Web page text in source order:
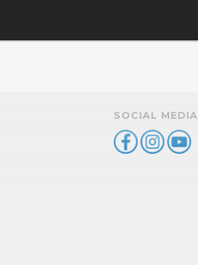
SOCIAL MEDIA